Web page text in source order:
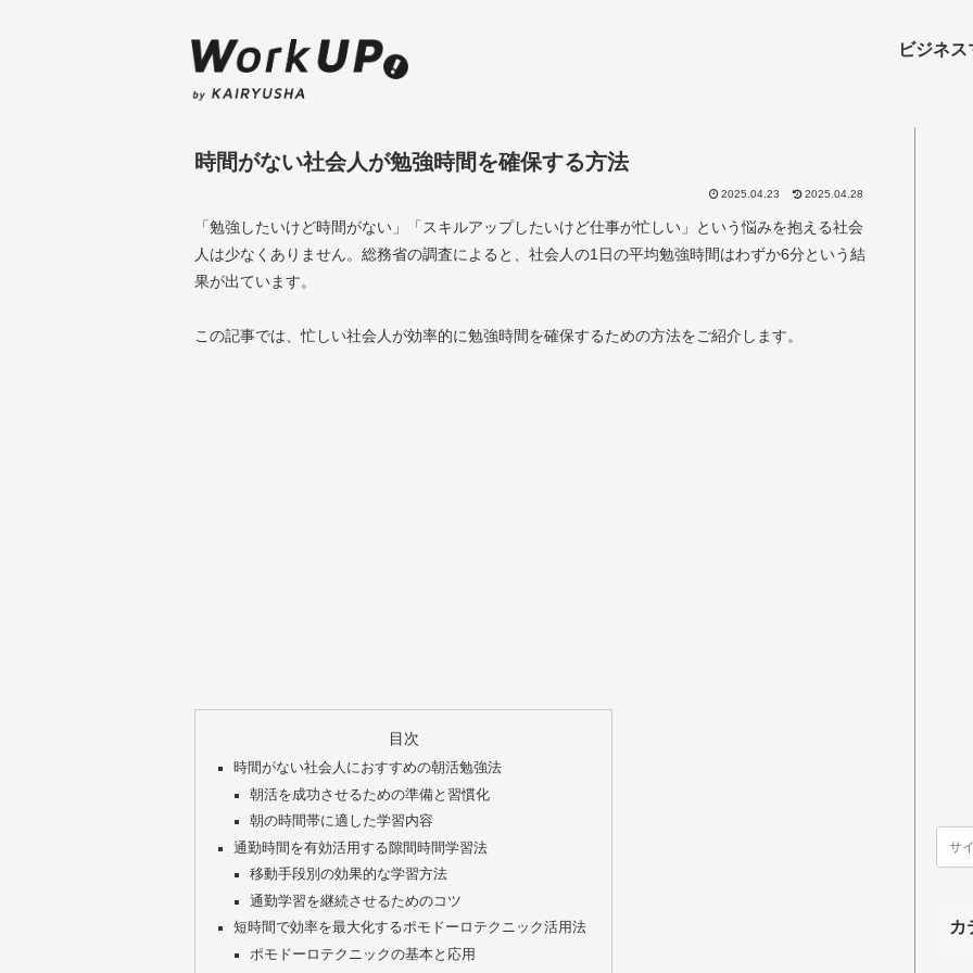
ビジネ
時間がない社会人が勉強時間を確保する方法
2025.04.23 2025.04.28
「勉強したいけど時間がない」「スキルアップしたいけど仕事が忙しい」という悩みを抱える社会
人は少なくありません。総務省の調査によると、社会人の1日の平均勉強時間はわずか6分という結
果が出ています。
この記事では、忙しい社会人が効率的に勉強時間を確保するための方法をご紹介します。
目次
時間がない社会人におすすめの朝活勉強法
朝活を成功させるための準備と習慣化
朝の時間帯に適した学習内容
通勤時間を有効活用する隙間時間学習法
移動手段別の効果的な学習方法
通勤学習を継続させるためのコツ
短時間で効率を最大化するポモドーロテクニック活用法
ポモドーロテクニックの基本と応用
カ